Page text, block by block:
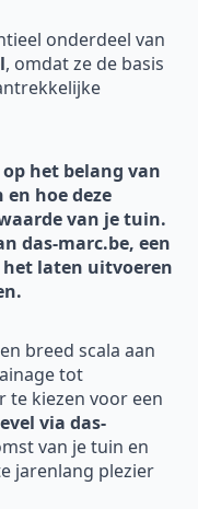
onderdeel van
, omdat ze de basis
het belang van
hoe deze
van je tuin.
das-marc.be, een
het laten uitvoeren
breed scala aan
tot
te kiezen voor een
via das-
van je tuin en
jarenlang plezier